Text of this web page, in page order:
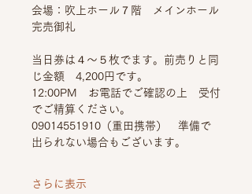
会場：吹上ホール７階　メインホール
完売御礼
当日券は４～５枚でます。前売りと同
じ金額　4,200円です。
12:00PM　お電話でご確認の上　受付
でご精算ください。
09014551910（重田携帯）　準備で
出られない場合もございます。
さらに表示